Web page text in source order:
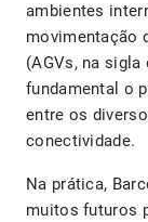
ambientes
movimentação
(AGVs, na
fundamental o
entre os
conectividade.
Na prática,
muitos futuros